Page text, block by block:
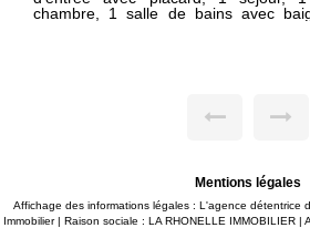
chambre, 1 salle de bains avec
Mentions légales
Affichage des informations légales : L'agence détentrice
Immobilier | Raison sociale : LA RHONELLE IMMOBILIER |